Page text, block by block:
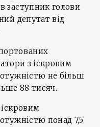
заступник голови
депутат від
з iскровим
не бiльш
88 тисяч.
понад 7,5